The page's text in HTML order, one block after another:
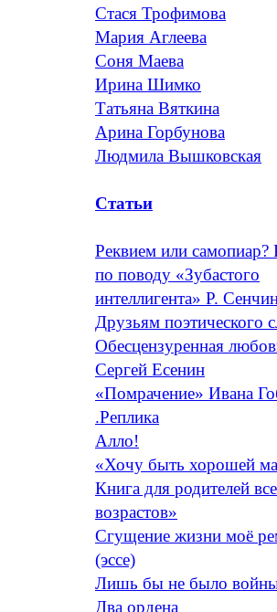
Стася Трофимова
Мария Аглеева
Соня Маева
Ирина Шимко
Татьяна Вяткина
Арина Горбунова
Людмила Вышковская
Статьи
Реквием или самопиар?
по поводу «Зубастого
интеллигента» Р.
Друзьям поэтического
Обесцензуренная
Сергей Есенин
«Помрачение» Ивана
.Реплика
Алло!
«Хочу быть хорошей
Книга для родителей
возрастов»
Сгущение жизни моё
(эссе)
Лишь бы не было
Два ордена